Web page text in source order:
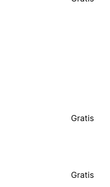
Gratis
Gratis